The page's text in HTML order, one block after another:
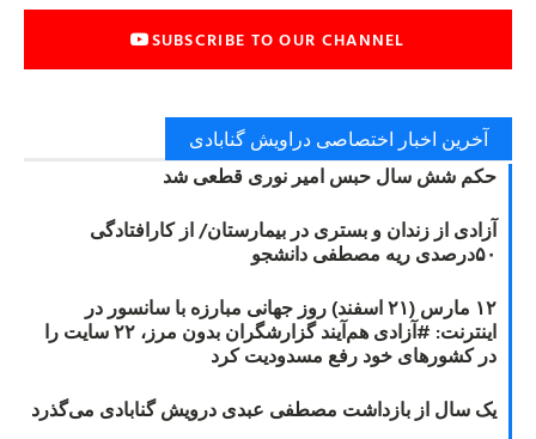
SUBSCRIBE TO OUR CHANNEL
آخرین اخبار اختصاصی دراویش گنابادی
حکم شش سال حبس امیر نوری قطعی شد
آزادی از زندان و بستری در بیمارستان/ از کارافتادگی
۵۰درصدی ریه مصطفی دانشجو
۱۲ مارس (۲۱ اسفند) روز جهانی مبارزه با سانسور در
اینترنت: #آزادی هم‌آیند گزارشگران‌ بدون مرز، ۲۲ سایت را
در کشورهای خود رفع مسدودیت کرد
یک سال از بازداشت مصطفی عبدی درویش گنابادی می‌گذرد